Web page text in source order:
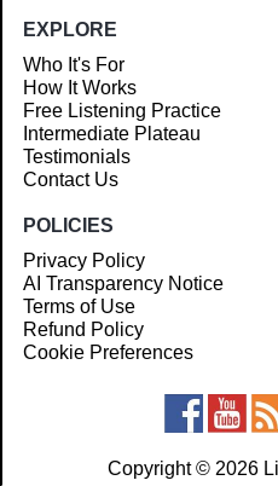
EXPLORE
Who It's For
How It Works
Free Listening Practice
Intermediate Plateau
Testimonials
Contact Us
POLICIES
Privacy Policy
AI Transparency Notice
Terms of Use
Refund Policy
Cookie Preferences
Copyright © 2026